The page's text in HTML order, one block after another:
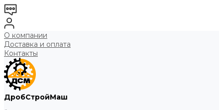
О компании
Доставка и оплата
Контакты
ДробСтройМаш